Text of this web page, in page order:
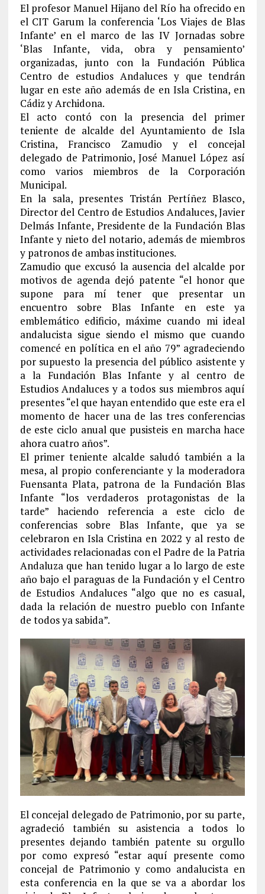
El profesor Manuel Hijano del Río ha ofrecido en
el CIT Garum la conferencia ‘Los Viajes de Blas
Infante’ en el marco de las IV Jornadas sobre
‘Blas Infante, vida, obra y pensamiento’
organizadas, junto con la Fundación Pública
Centro de estudios Andaluces y que tendrán
lugar en este año además de en Isla Cristina, en
Cádiz y Archidona.
El acto contó con la presencia del primer
teniente de alcalde del Ayuntamiento de Isla
Cristina, Francisco Zamudio y el concejal
delegado de Patrimonio, José Manuel López así
como varios miembros de la Corporación
Municipal.
En la sala, presentes Tristán Pertíñez Blasco,
Director del Centro de Estudios Andaluces, Javier
Delmás Infante, Presidente de la Fundación Blas
Infante y nieto del notario, además de miembros
y patronos de ambas instituciones.
Zamudio que excusó la ausencia del alcalde por
motivos de agenda dejó patente “el honor que
supone para mí tener que presentar un
encuentro sobre Blas Infante en este ya
emblemático edificio, máxime cuando mi ideal
andalucista sigue siendo el mismo que cuando
comencé en política en el año 79” agradeciendo
por supuesto la presencia del público asistente y
a la Fundación Blas Infante y al centro de
Estudios Andaluces y a todos sus miembros aquí
presentes “el que hayan entendido que este era el
momento de hacer una de las tres conferencias
de este ciclo anual que pusisteis en marcha hace
ahora cuatro años”.
El primer teniente alcalde saludó también a la
mesa, al propio conferenciante y la moderadora
Fuensanta Plata, patrona de la Fundación Blas
Infante “los verdaderos protagonistas de la
tarde” haciendo referencia a este ciclo de
conferencias sobre Blas Infante, que ya se
celebraron en Isla Cristina en 2022 y al resto de
actividades relacionadas con el Padre de la Patria
Andaluza que han tenido lugar a lo largo de este
año bajo el paraguas de la Fundación y el Centro
de Estudios Andaluces “algo que no es casual,
dada la relación de nuestro pueblo con Infante
de todos ya sabida”.
El concejal delegado de Patrimonio, por su parte,
agradeció también su asistencia a todos lo
presentes dejando también patente su orgullo
por como expresó “estar aquí presente como
concejal de Patrimonio y como andalucista en
esta conferencia en la que se va a abordar los